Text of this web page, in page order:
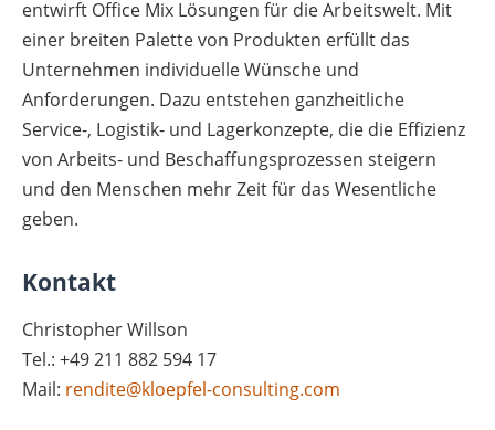
entwirft Office Mix Lösungen für die Arbeitswelt. Mit
einer breiten Palette von Produkten erfüllt das
Unternehmen individuelle Wünsche und
Anforderungen. Dazu entstehen ganzheitliche
Service-, Logistik- und Lagerkonzepte, die die Effizienz
von Arbeits- und Beschaffungsprozessen steigern
und den Menschen mehr Zeit für das Wesentliche
geben.
Kontakt
Christopher Willson
Tel.: +49 211 882 594 17
Mail: rendite@kloepfel-consulting.com